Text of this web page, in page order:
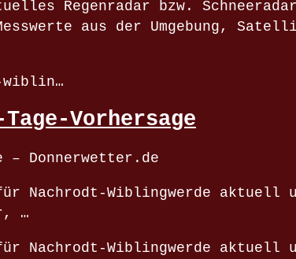
Regenradar bzw.
aus der Umgebung,
wiblin…
Vorhersage
– Donnerwetter.de
für Nachrodt-Wiblingwerde
…
für Nachrodt-Wiblingwerde